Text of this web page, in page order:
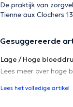
De praktijk van
Tienne aux Clochers
Gesuggereerde
Lage / Hoge
Lees meer over hoge
Lees het volledige artikel